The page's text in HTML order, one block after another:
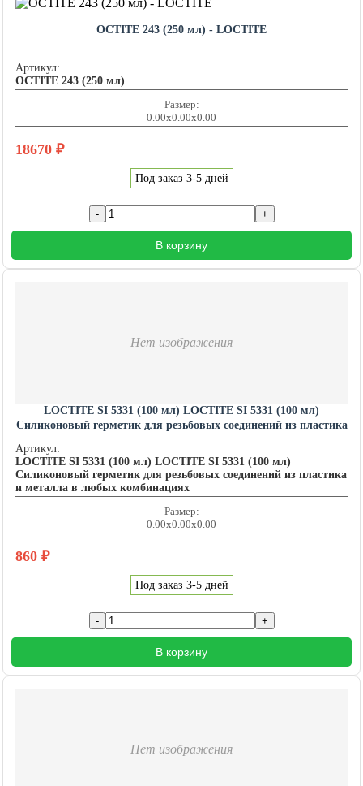
OCTITE 243 (250 мл) - LOCTITE
Артикул:
OCTITE 243 (250 мл)
Размер:
0.00x0.00x0.00
18670 ₽
Под заказ 3-5 дней
В корзину
Нет изображения
LOCTITE SI 5331 (100 мл) LOCTITE SI 5331 (100 мл)
Силиконовый герметик для резьбовых соединений из пластика
Артикул:
LOCTITE SI 5331 (100 мл) LOCTITE SI 5331 (100 мл)
Силиконовый герметик для резьбовых соединений из пластика
и металла в любых комбинациях
Размер:
0.00x0.00x0.00
860 ₽
Под заказ 3-5 дней
В корзину
Нет изображения